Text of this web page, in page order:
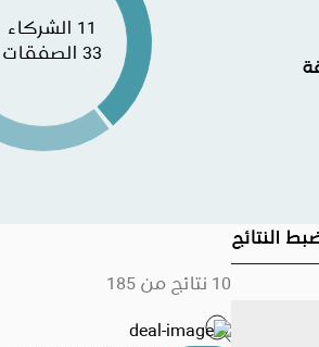
11 الشركاء
33 الصفقات
النتائج
10 نتائج من 185